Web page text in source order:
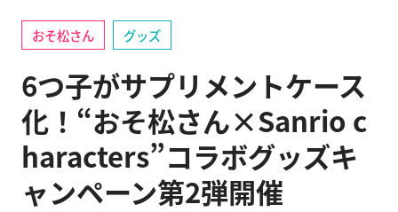
おそ松さん グッズ
6つ子がサプリメントケース
化！“おそ松さん×Sanrio c
haracters”コラボグッズキ
ャンペーン第2弾開催